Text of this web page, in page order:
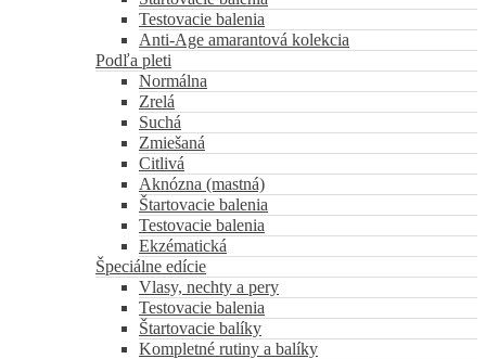
Testovacie balenia
Anti-Age amarantová kolekcia
Podľa pleti
Normálna
Zrelá
Suchá
Zmiešaná
Citlivá
Aknózna (mastná)
Štartovacie balenia
Testovacie balenia
Ekzématická
Špeciálne edície
Vlasy, nechty a pery
Testovacie balenia
Štartovacie balíky
Kompletné rutiny a balíky